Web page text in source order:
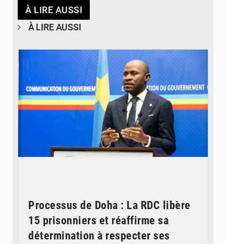
À LIRE AUSSI
À LIRE AUSSI
Processus de Doha : La RDC libère
15 prisonniers et réaffirme sa
détermination à respecter ses